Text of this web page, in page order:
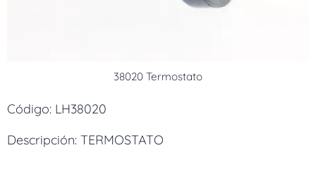
38020 Termostato
Código: LH38020
Descripción: TERMOSTATO